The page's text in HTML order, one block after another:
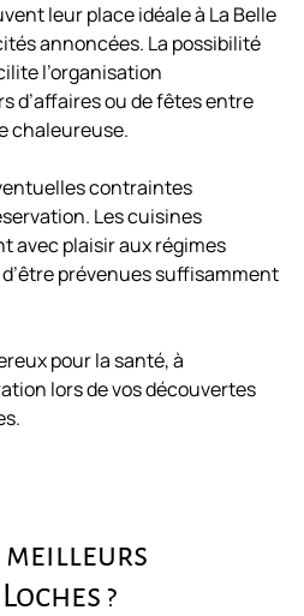
leur place idéale à La Belle
annoncées. La possibilité
l’organisation
d’affaires ou de fêtes entre
chaleureuse.
contraintes
Les cuisines
avec plaisir aux régimes
prévenues suffisamment
pour la santé, à
lors de vos découvertes
meilleurs
?